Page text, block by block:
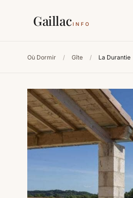
GaillacINFO
Où Dormir / Gîte / La Durantie